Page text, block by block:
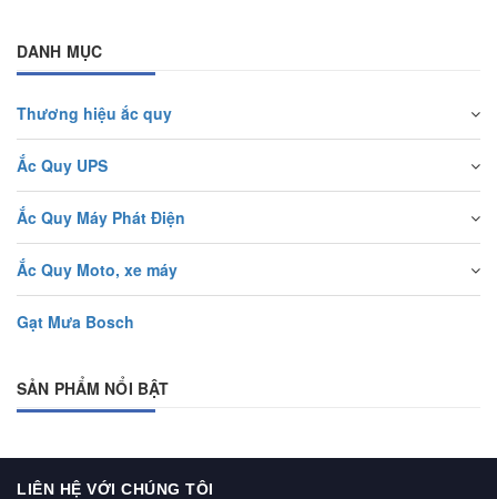
DANH MỤC
Thương hiệu ắc quy
Ắc Quy UPS
Ắc Quy Máy Phát Điện
Ắc Quy Moto, xe máy
Gạt Mưa Bosch
SẢN PHẨM NỔI BẬT
LIÊN HỆ VỚI CHÚNG TÔI